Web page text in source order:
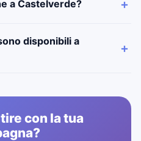
a Castelverde?
disponibili a
con la tua